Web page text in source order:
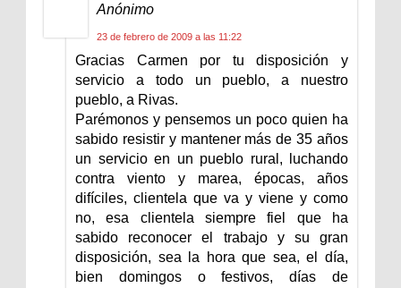
Anónimo
23 de febrero de 2009 a las 11:22
Gracias Carmen por tu disposición y
servicio a todo un pueblo, a nuestro
pueblo, a Rivas.
Parémonos y pensemos un poco quien ha
sabido resistir y mantener más de 35 años
un servicio en un pueblo rural, luchando
contra viento y marea, épocas, años
difíciles, clientela que va y viene y como
no, esa clientela siempre fiel que ha
sabido reconocer el trabajo y su gran
disposición, sea la hora que sea, el día,
bien domingos o festivos, días de